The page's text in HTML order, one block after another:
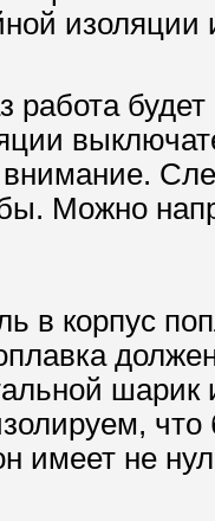
работа
внимание.
Можно
в корпус
имеет не